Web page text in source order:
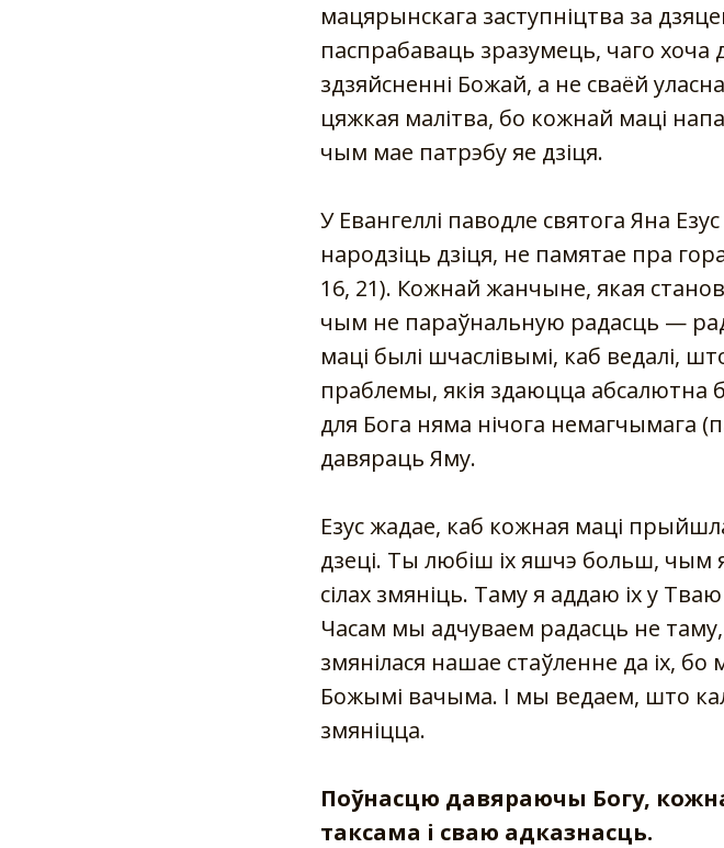
мацярынскага заступніцтва за
паспрабаваць зразумець, чаго хоча
здзяйсненні Божай, а не сваёй
цяжкая малітва, бо кожнай маці
чым мае патрэбу яе дзіця.
У Евангеллі паводле святога Яна
народзіць дзіця, не памятае пра
16, 21). Кожнай жанчыне, якая
чым не параўнальную радасць —
маці былі шчаслівымі, каб ведалі,
праблемы, якія здаюцца абсалютна
для Бога няма нічога немагчымага
давяраць Яму.
Езус жадае, каб кожная маці
дзеці. Ты любіш іх яшчэ больш,
сілах змяніць. Таму я аддаю іх у
Часам мы адчуваем радасць не
змянілася нашае стаўленне да іх,
Божымі вачыма. І мы ведаем, што
змяніцца.
Поўнасцю давяраючы Богу,
таксама і сваю адказнасць.